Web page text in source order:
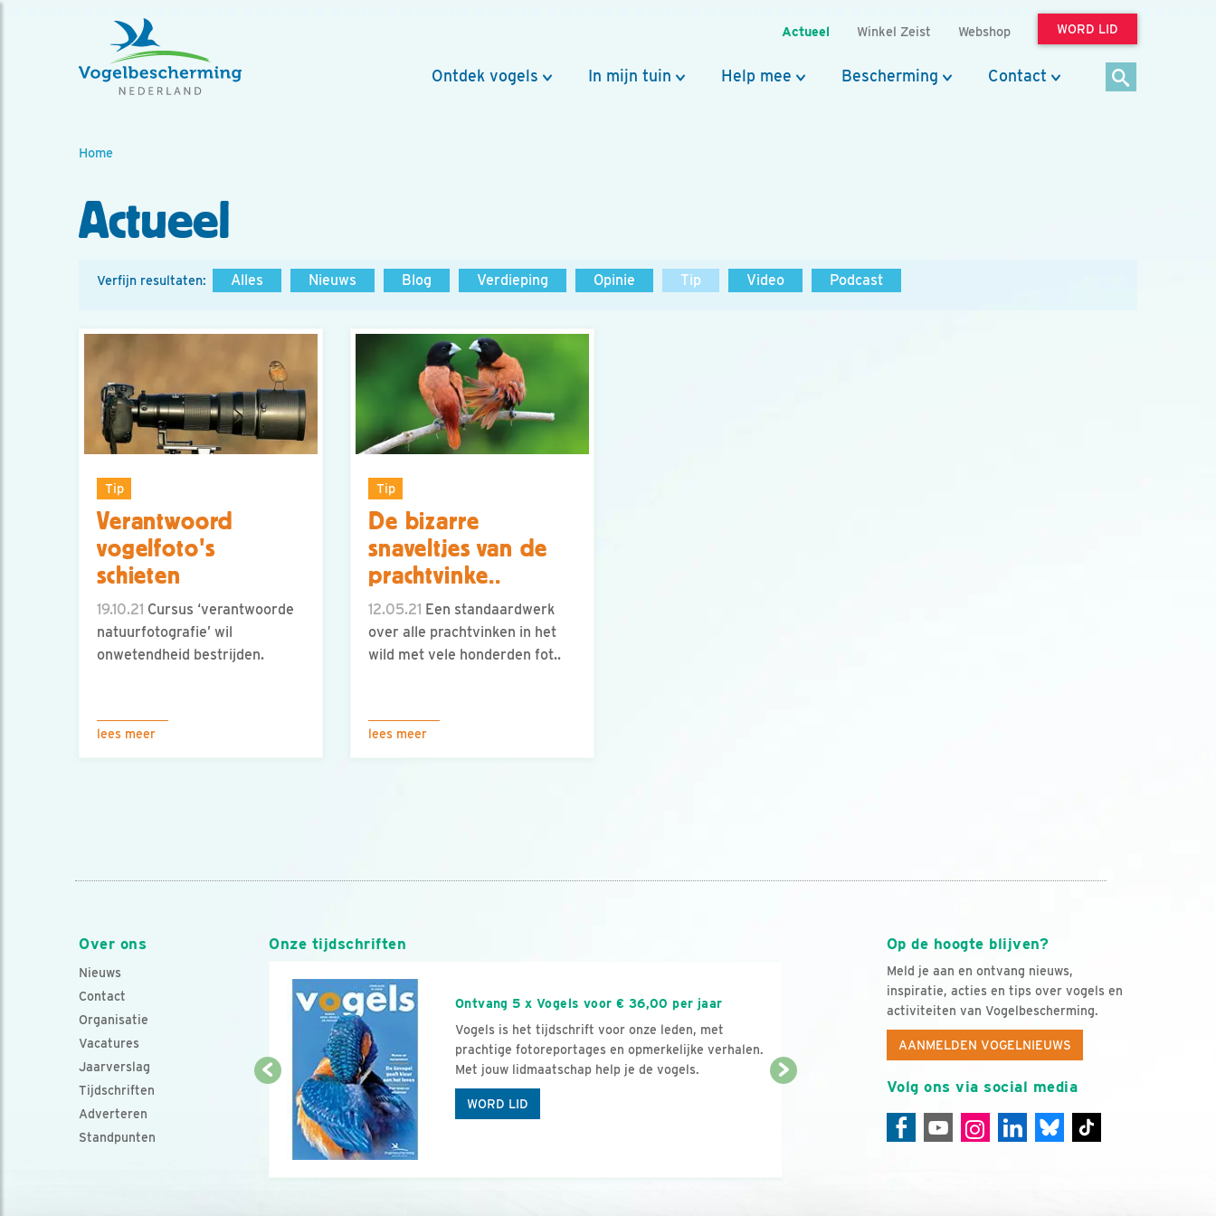
Actueel Winkel Zeist Webshop WORD LID
Ontdek vogels In mijn tuin Help mee Bescherming Contact
Home
Actueel
Verfijn resultaten: Alles Nieuws Blog Verdieping Opinie Tip Video Podcast
Tip
Verantwoord
vogelfoto's
schieten
19.10.21 Cursus ‘verantwoorde
natuurfotografie’ wil
onwetendheid bestrijden.
lees meer
Tip
De bizarre
snaveltjes van de
prachtvinke..
12.05.21 Een standaardwerk
over alle prachtvinken in het
wild met vele honderden fot..
lees meer
Over ons
Nieuws
Contact
Organisatie
Vacatures
Jaarverslag
Tijdschriften
Adverteren
Standpunten
Op de hoogte blijven?
Meld je aan en ontvang nieuws,
inspiratie, acties en tips over vogels en
activiteiten van Vogelbescherming.
AANMELDEN VOGELNIEUWS
Volg ons via social media
Onze tijdschriften
Ontvang 5 x Vogels voor € 36,00 per jaar
Vogels is het tijdschrift voor onze leden, met
prachtige fotoreportages en opmerkelijke verhalen.
Met jouw lidmaatschap help je de vogels.
WORD LID